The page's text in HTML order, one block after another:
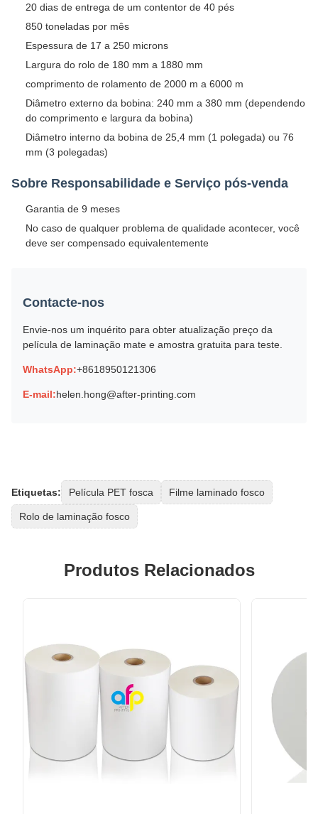
20 dias de entrega de um contentor de 40 pés
850 toneladas por mês
Espessura de 17 a 250 microns
Largura do rolo de 180 mm a 1880 mm
comprimento de rolamento de 2000 m a 6000 m
Diâmetro externo da bobina: 240 mm a 380 mm (dependendo
do comprimento e largura da bobina)
Diâmetro interno da bobina de 25,4 mm (1 polegada) ou 76
mm (3 polegadas)
Sobre Responsabilidade e Serviço pós-venda
Garantia de 9 meses
No caso de qualquer problema de qualidade acontecer, você
deve ser compensado equivalentemente
Contacte-nos
Envie-nos um inquérito para obter atualização preço da
película de laminação mate e amostra gratuita para teste.
WhatsApp:+8618950121306
E-mail:helen.hong@after-printing.com
Etiquetas: Película PET fosca Filme laminado fosco
Rolo de laminação fosco
Produtos Relacionados